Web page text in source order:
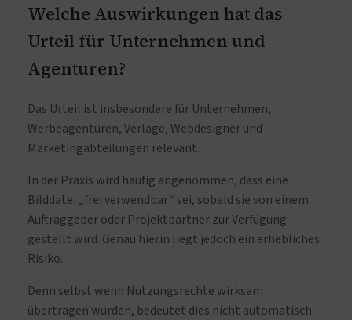
Welche Auswirkungen hat das
Urteil für Unternehmen und
Agenturen?
Das Urteil ist insbesondere für Unternehmen,
Werbeagenturen, Verlage, Webdesigner und
Marketingabteilungen relevant.
In der Praxis wird häufig angenommen, dass eine
Bilddatei „frei verwendbar“ sei, sobald sie von einem
Auftraggeber oder Projektpartner zur Verfügung
gestellt wird. Genau hierin liegt jedoch ein erhebliches
Risiko.
Denn selbst wenn Nutzungsrechte wirksam
übertragen wurden, bedeutet dies nicht automatisch: